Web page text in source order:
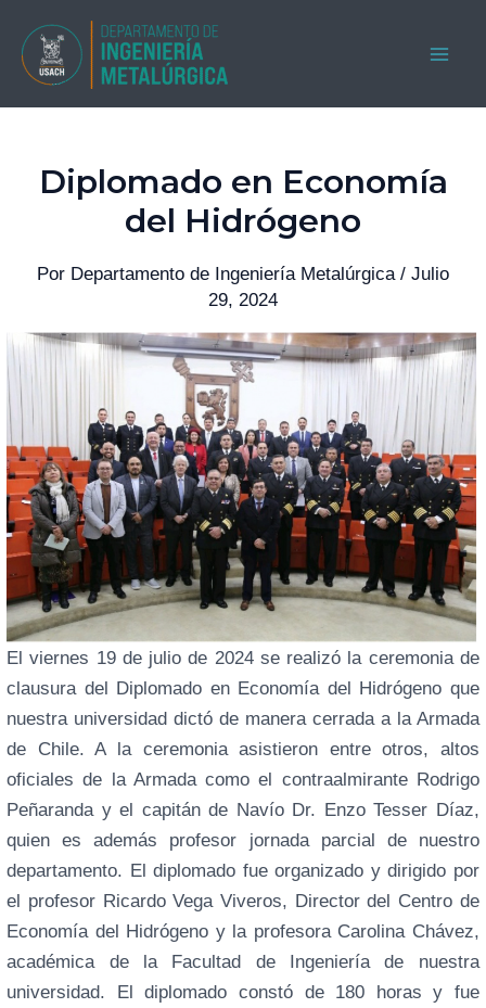
contenido
Diplomado en Economía
del Hidrógeno
Por Departamento de Ingeniería Metalúrgica / Julio
29, 2024
El viernes 19 de julio de 2024 se realizó la ceremonia de
clausura del Diplomado en Economía del Hidrógeno que
nuestra universidad dictó de manera cerrada a la Armada
de Chile. A la ceremonia asistieron entre otros, altos
oficiales de la Armada como el contraalmirante Rodrigo
Peñaranda y el capitán de Navío Dr. Enzo Tesser Díaz,
quien es además profesor jornada parcial de nuestro
departamento. El diplomado fue organizado y dirigido por
el profesor Ricardo Vega Viveros, Director del Centro de
Economía del Hidrógeno y la profesora Carolina Chávez,
académica de la Facultad de Ingeniería de nuestra
universidad. El diplomado constó de 180 horas y fue